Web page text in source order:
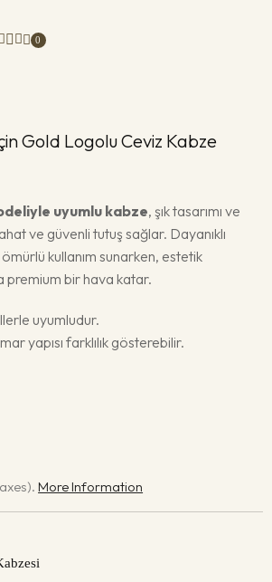
0
Gold Logolu Ceviz Kabze
uyumlu kabze, şık tasarımı ve
ve güvenli tutuş sağlar. Dayanıklı
ömürlü kullanım sunarken, estetik
premium bir hava katar.
uyumludur.
yapısı farklılık gösterebilir.
More Information